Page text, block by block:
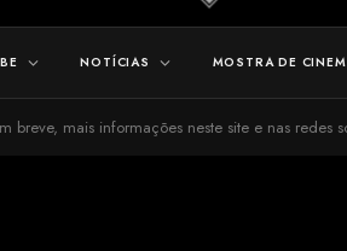
NOTÍCIAS MOSTRA DE
breve, mais informações neste site e nas redes